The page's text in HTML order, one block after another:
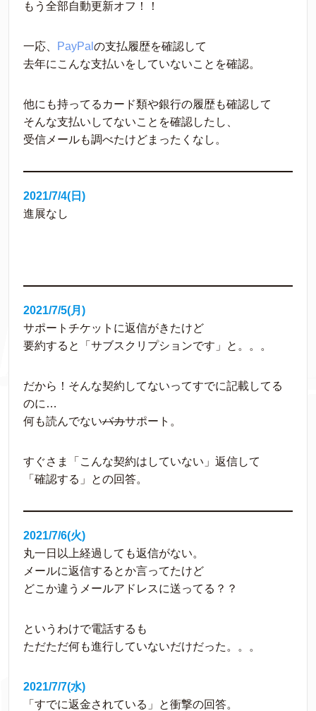
もう全部自動更新オフ！！
一応、 PayPal の支払履歴を確認して
去年にこんな支払いをしていないことを確認。
他にも持ってるカード類や銀行の履歴も確認して
そんな支払いしてないことを確認したし、
受信メールも調べたけどまったくなし。
2021/7/4(日)
進展なし
2021/7/5(月)
サポートチケットに返信がきたけど
要約すると「サブスクリプションです」と。。。
だから！そんな契約してないってすでに記載してる
のに…
何も読んでないバカサポート。
すぐさま「こんな契約はしていない」返信して
「確認する」との回答。
2021/7/6(火)
丸一日以上経過しても返信がない。
メールに返信するとか言ってたけど
どこか違うメールアドレスに送ってる？？
というわけで電話するも
ただただ何も進行していないだけだった。。。
2021/7/7(水)
「すでに返金されている」と衝撃の回答。